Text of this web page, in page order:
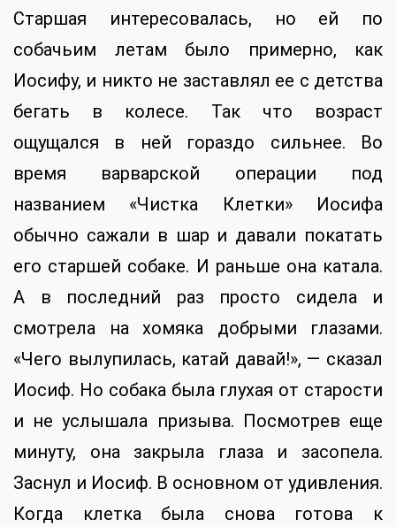
Старшая интересовалась, но ей по
собачьим летам было примерно, как
Иосифу, и никто не заставлял ее с детства
бегать в колесе. Так что возраст
ощущался в ней гораздо сильнее. Во
время варварской операции под
названием «Чистка Клетки» Иосифа
обычно сажали в шар и давали покатать
его старшей собаке. И раньше она катала.
А в последний раз просто сидела и
смотрела на хомяка добрыми глазами.
«Чего вылупилась, катай давай!», — сказал
Иосиф. Но собака была глухая от старости
и не услышала призыва. Посмотрев еще
минуту, она закрыла глаза и засопела.
Заснул и Иосиф. В основном от удивления.
Когда клетка была снова готова к